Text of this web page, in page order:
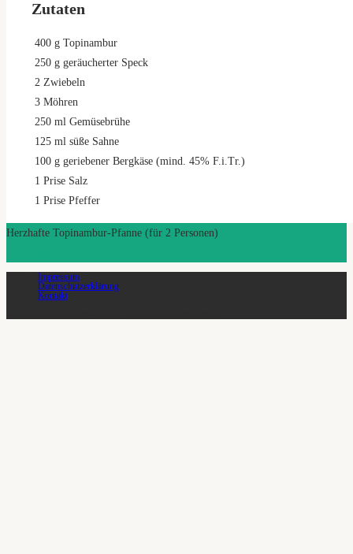
Zutaten
400 g Topinambur
250 g geräucherter Speck
2 Zwiebeln
3 Möhren
250 ml Gemüsebrühe
125 ml süße Sahne
100 g geriebener Bergkäse (mind. 45% F.i.Tr.)
1 Prise Salz
1 Prise Pfeffer
Herzhafte Topinambur-Pfanne (für 2 Personen)
Impressum
Datenschutzerklärung
Kontakt